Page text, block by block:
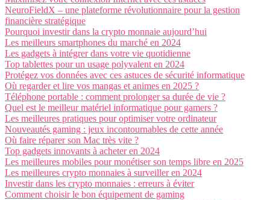
NeuroFieldX – une plateforme révolutionnaire pour la gestion
financière stratégique
Pourquoi investir dans la crypto monnaie aujourd’hui
Les meilleurs smartphones du marché en 2024
Les gadgets à intégrer dans votre vie quotidienne
Top tablettes pour un usage polyvalent en 2024
Protégez vos données avec ces astuces de sécurité informatique
Où regarder et lire vos mangas et animes en 2025 ?
Téléphone portable : comment prolonger sa durée de vie ?
Quel est le meilleur matériel informatique pour gamers ?
Les meilleures pratiques pour optimiser votre ordinateur
Nouveautés gaming : jeux incontournables de cette année
Où faire réparer son Mac très vite ?
Top gadgets innovants à acheter en 2024
Les meilleures mobiles pour monétiser son temps libre en 2025
Les meilleures crypto monnaies à surveiller en 2024
Investir dans les crypto monnaies : erreurs à éviter
Comment choisir le bon équipement de gaming